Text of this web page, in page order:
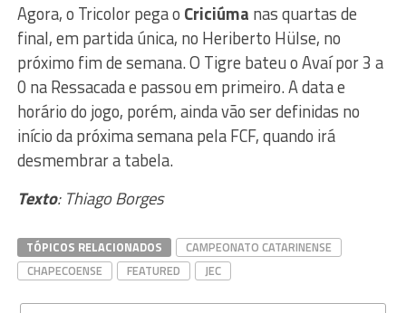
Agora, o Tricolor pega o Criciúma nas quartas de
final, em partida única, no Heriberto Hülse, no
próximo fim de semana. O Tigre bateu o Avaí por 3 a
0 na Ressacada e passou em primeiro. A data e
horário do jogo, porém, ainda vão ser definidas no
início da próxima semana pela FCF, quando irá
desmembrar a tabela.
Texto: Thiago Borges
TÓPICOS RELACIONADOS
CAMPEONATO CATARINENSE
CHAPECOENSE
FEATURED JEC